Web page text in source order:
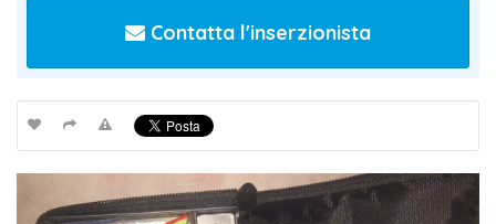
Contatta l'inserzionista